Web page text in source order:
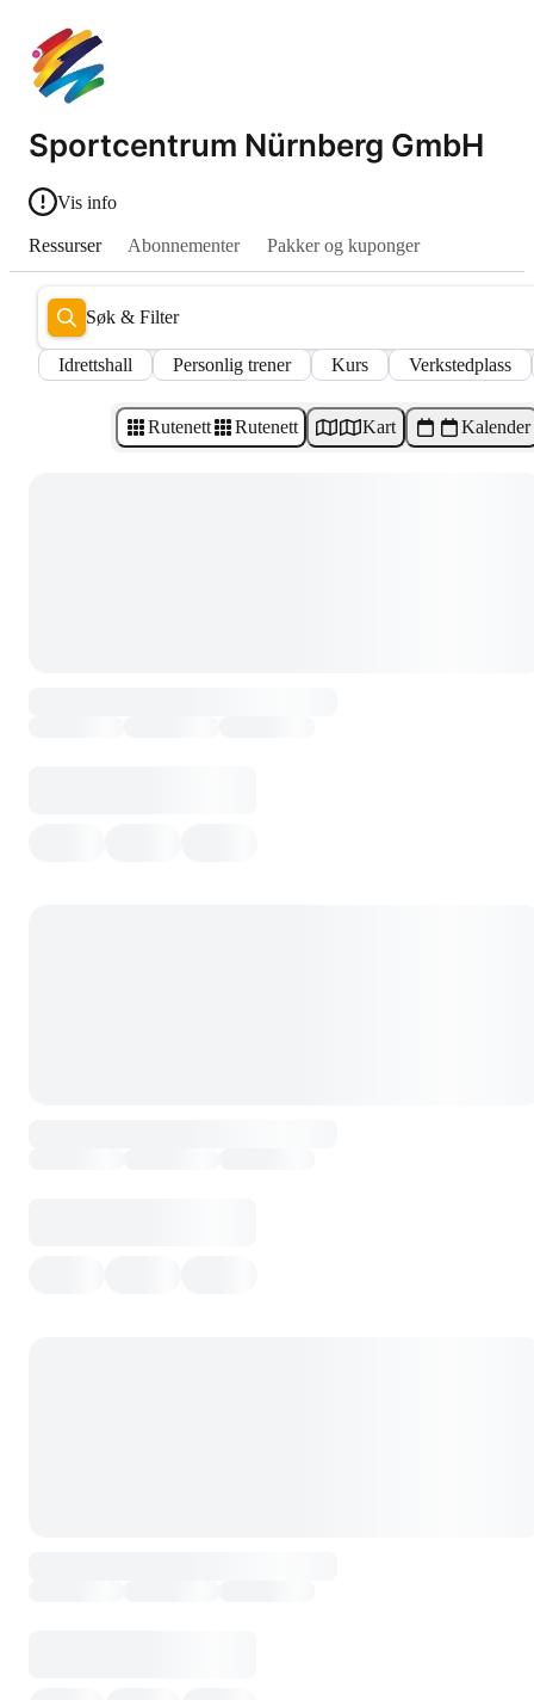
Sportcentrum Nürnberg GmbH
Vis info
Ressurser Abonnementer Pakker og kuponger
Søk & Filter
Idrettshall Personlig trener Kurs Verkstedplass
Rutenett Rutenett Kart Kalender